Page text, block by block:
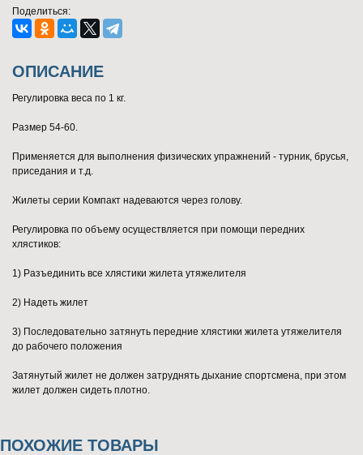
Поделиться:
ОПИСАНИЕ
Регулировка веса по 1 кг.
Размер 54-60.
Применяется для выполнения физических упражнений - турник, брусья,
приседания и т.д.
Жилеты серии Компакт надеваются через голову.
Регулировка по объему осуществляется при помощи передних
хлястиков:
1) Разъединить все хлястики жилета утяжелителя
2) Надеть жилет
3) Последовательно затянуть передние хлястики жилета утяжелителя
до рабочего положения
Затянутый жилет не должен затруднять дыхание спортсмена, при этом
жилет должен сидеть плотно.
ПОХОЖИЕ ТОВАРЫ